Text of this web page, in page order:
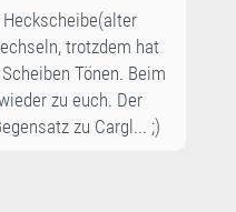
trotzdem hat
Tönen. Beim
zu euch. Der
zu Cargl... ;)